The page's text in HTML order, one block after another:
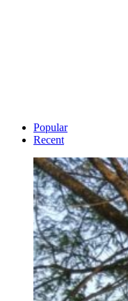
Popular
Recent